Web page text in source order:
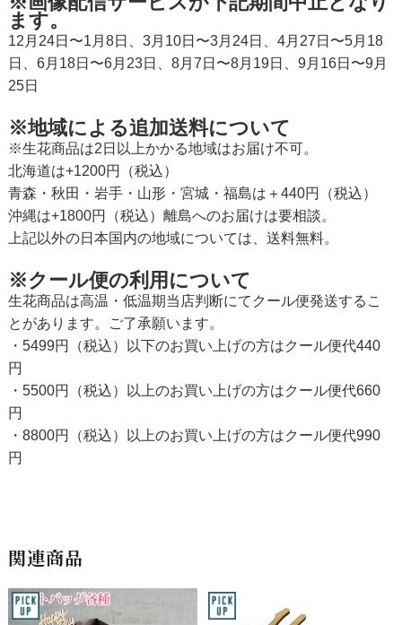
ます。
12月24日〜1月8日、3月10日〜3月24日、4月27日〜5月18
日、6月18日〜6月23日、8月7日〜8月19日、9月16日〜9月
25日
※地域による追加送料について
※生花商品は2日以上かかる地域はお届け不可。
北海道は+1200円（税込）
青森・秋田・岩手・山形・宮城・福島は＋440円（税込）
沖縄は+1800円（税込）離島へのお届けは要相談。
上記以外の日本国内の地域については、送料無料。
※クール便の利用について
生花商品は高温・低温期当店判断にてクール便発送するこ
とがあります。ご了承願います。
・5499円（税込）以下のお買い上げの方はクール便代440
円
・5500円（税込）以上のお買い上げの方はクール便代660
円
・8800円（税込）以上のお買い上げの方はクール便代990
円
関連商品